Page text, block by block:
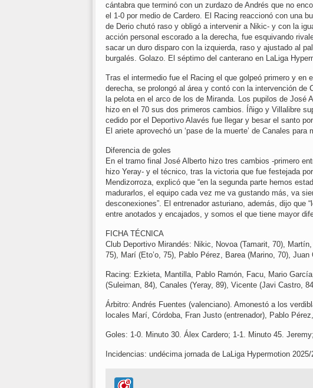
cántabra que terminó con un zurdazo de Andrés que no
el 1-0 por medio de Cardero. El Racing reaccionó con una
de Derio chutó raso y obligó a intervenir a Nikic- y con la
acción personal escorado a la derecha, fue esquivando
sacar un duro disparo con la izquierda, raso y ajustado al
burgalés. Golazo. El séptimo del canterano en LaLiga
Tras el intermedio fue el Racing el que golpeó primero y en
derecha, se prolongó al área y contó con la intervención de
la pelota en el arco de los de Miranda. Los pupilos de José
hizo en el 70 sus dos primeros cambios. Íñigo y Villalibre
cedido por el Deportivo Alavés fue llegar y besar el santo
El ariete aprovechó un ‘pase de la muerte’ de Canales
Diferencia de goles
En el tramo final José Alberto hizo tres cambios -primero
hizo Yeray- y el técnico, tras la victoria que fue festejada
Mendizorroza, explicó que “en la segunda parte hemos
madurarlos, el equipo cada vez me va gustando más, va
desconexiones”. El entrenador asturiano, además, dijo que
entre anotados y encajados, y somos el que tiene mayor
FICHA TÉCNICA
Club Deportivo Mirandés: Nikic, Novoa (Tamarit, 70),
75), Marí (Eto’o, 75), Pablo Pérez, Barea (Marino, 70), Juan
Racing: Ezkieta, Mantilla, Pablo Ramón, Facu, Mario
(Suleiman, 84), Canales (Yeray, 89), Vicente (Javi Castro,
Árbitro: Andrés Fuentes (valenciano). Amonestó a los
locales Marí, Córdoba, Fran Justo (entrenador), Pablo
Goles: 1-0. Minuto 30. Álex Cardero; 1-1. Minuto 45.
Incidencias: undécima jornada de LaLiga Hypermotion